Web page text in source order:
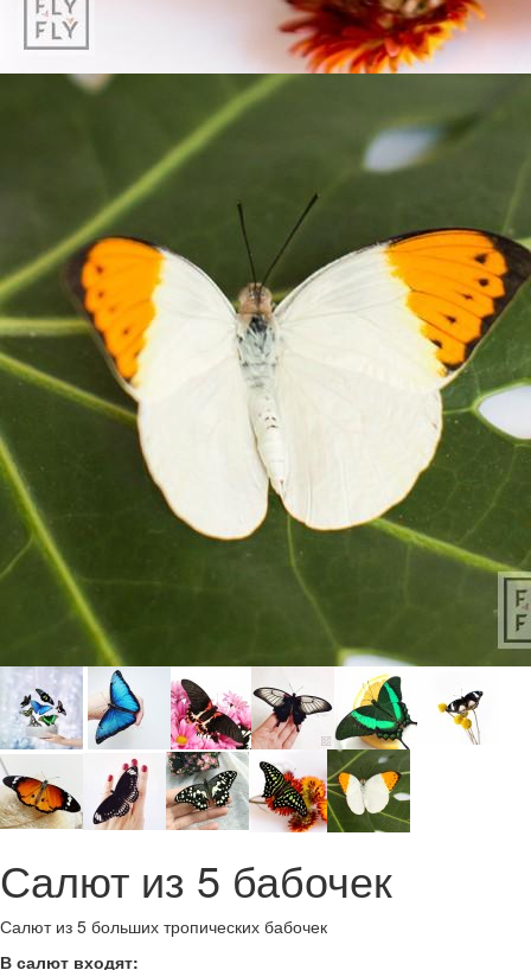
Салют из 5 бабочек
Салют из 5 больших тропических бабочек
В салют входят: